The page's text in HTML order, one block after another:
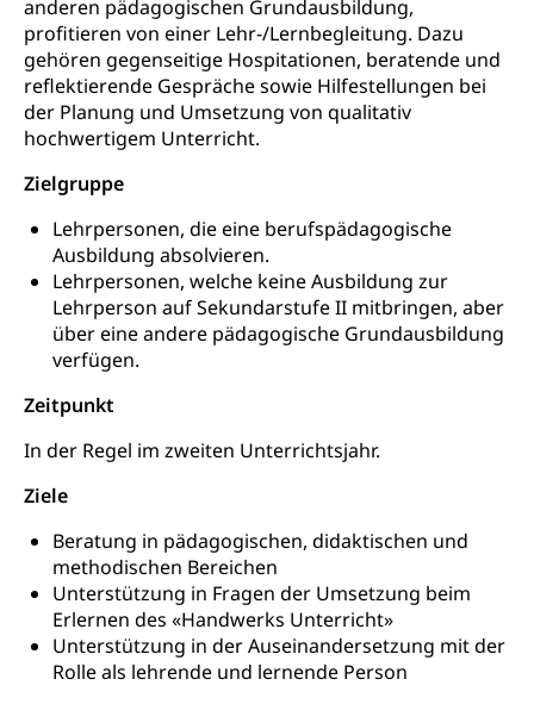
anderen pädagogischen Grundausbildung,
profitieren von einer Lehr-/Lernbegleitung. Dazu
gehören gegenseitige Hospitationen, beratende und
reflektierende Gespräche sowie Hilfestellungen bei
der Planung und Umsetzung von qualitativ
hochwertigem Unterricht.
Zielgruppe
Lehrpersonen, die eine berufspädagogische
Ausbildung absolvieren.
Lehrpersonen, welche keine Ausbildung zur
Lehrperson auf Sekundarstufe II mitbringen, aber
über eine andere pädagogische Grundausbildung
verfügen.
Zeitpunkt
In der Regel im zweiten Unterrichtsjahr.
Ziele
Beratung in pädagogischen, didaktischen und
methodischen Bereichen
Unterstützung in Fragen der Umsetzung beim
Erlernen des «Handwerks Unterricht»
Unterstützung in der Auseinandersetzung mit der
Rolle als lehrende und lernende Person
FMS und Vollzeitschulen mit BM
Förderangebote
Sonderschulung
Musikschulen
Schulferien
Schuldienste
Betreuungsangebote
Schulliste
Heilpädagogische Schulen
Fachstelle Stipendien (beruf.lu.ch)
Studienbeiträge Höhere Berufsbildung
Finanzielle Unterstützung Pädagogische
Hochschule PHLU
Hochschulbildung, Hochschule, universitäre
Hochschule, Bachelor, Master, Doktorat,
Weiterbildung, Forschung, Entwicklung,
Dienstleistungen, Hochschule Luzern,
Fachhochschule Zentralschweiz, HSLU,
Pädagogische Hochschule Luzern, PH Luzern, UniLU,
swissuniversities (Dachorganisation der Schweizer
Hochschulen)
swissuniversities
Universität Luzern
Fachstelle Hochschulbildung
Vorschule
Kindergarten, Kinderkrippe, Krippe, Kinderhort,
Kindertagesstätte, Spielgruppe, Tagesmutter,
Freiwilliges Kindergarten Jahr
Frühe Sprachförderung
Gesundheit und Soziales
Konsumentenrechte, Produktsicherheit,
Preisüberwachung, Preisüberwacher,
Konsumentenorganisation, parallele Einfuhr,
regionale Erschöpfung, nationale Erschöpfung,
internationale Erschöpfung, Preisabsprache, Kartell,
Cassis-deDijon-Prinzip
Lebensmittelkontrolle und
Krankenversicherung